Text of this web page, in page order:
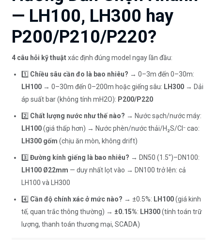
— LH100, LH300 hay
P200/P210/P220?
4 câu hỏi kỹ thuậtxác định đúng model ngay lần đầu:
1️⃣ Chiều sâu cần đo là bao nhiêu? → 0–3m đến 0–30m:
LH100 → 0–30m đến 0–200m hoặc giếng sâu: LH300 → Dải
áp suất bar (không tính mH2O): P200/P220
2️⃣ Chất lượng nước như thế nào? → Nước sạch/nước máy:
LH100(giá thấp hơn) → Nước phèn/nước thải/H₂S/Cl⁻ cao:
LH300 gốm (chịu ăn mòn, không drift)
3️⃣ Đường kính giếng là bao nhiêu? → DN50 (1.5")–DN100:
LH100 Ø22mm — duy nhất lọt vào → DN100 trở lên: cả
LH100 và LH300
4️⃣ Cần độ chính xác ở mức nào? → ±0.5%: LH100(giá kinh
tế, quan trắc thông thường) → ±0.15%: LH300(tính toán trữ
lượng, thanh toán thương mại, SCADA)